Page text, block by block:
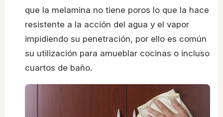
que la melamina no tiene poros lo que la hace
resistente a la acción del agua y el vapor
impidiendo su penetración, por ello es común
su utilización para amueblar cocinas o incluso
cuartos de baño.